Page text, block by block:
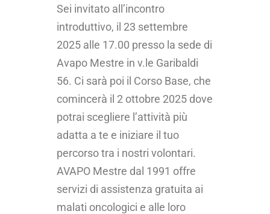
Sei invitato all’incontro
introduttivo, il 23 settembre
2025 alle 17.00 presso la sede di
Avapo Mestre in v.le Garibaldi
56. Ci sarà poi il Corso Base, che
comincerà il 2 ottobre 2025 dove
potrai scegliere l’attività più
adatta a te e iniziare il tuo
percorso tra i nostri volontari.
AVAPO Mestre dal 1991 offre
servizi di assistenza gratuita ai
malati oncologici e alle loro